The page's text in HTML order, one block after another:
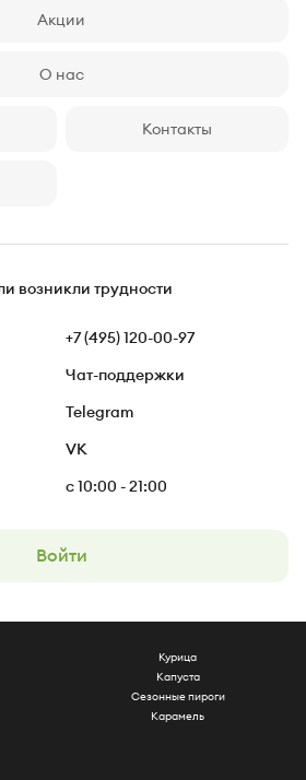
Акции
О нас
Контакты
возникли трудности
+7 (495) 120-00-97
Чат-поддержки
Telegram
VK
c 10:00 - 21:00
Войти
Курица
Капуста
Сезонные пироги
Карамель